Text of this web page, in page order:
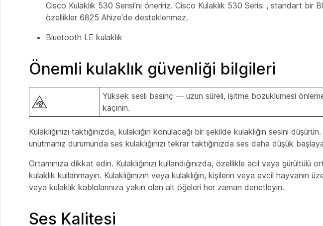
Cisco Kulaklık 530 Serisi'ni öneririz. Cisco Kulaklık 530 Serisi , standart bir
özellikler 6825 Ahize'de desteklenmez.
Bluetooth LE kulaklık
Önemli kulaklık güvenliği bilgileri
Yüksek sesli basınç — uzun süreli, işitme bozuklumesi
kaçının.
Kulaklığınızı taktığınızda, kulaklığın konulacağı bir şekilde kulaklığın sesini
unutmanız durumunda ses kulaklığınızı tekrar taktığınızda ses daha düşük
Ortamınıza dikkat edin. Kulaklığınızı kullandığınızda, özellikle acil veya
kulaklık kullanmayın. Kulaklığınızın veya kulaklığın, kişilerin veya evcil hayvanın
veya kulaklık kablolarınıza yakın olan alt öğeleri her zaman denetleyin.
Ses Kalitesi